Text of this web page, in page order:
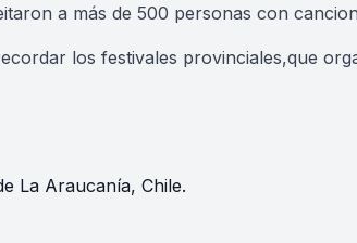
a más de 500 personas con
los festivales provinciales,que
La Araucanía, Chile.